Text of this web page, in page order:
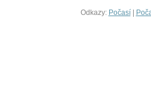
Odkazy: Počasí|